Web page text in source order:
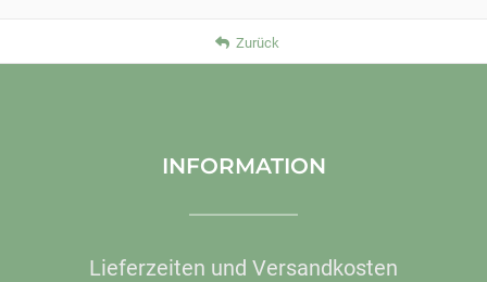
Zurück
INFORMATION
Lieferzeiten und Versandkosten